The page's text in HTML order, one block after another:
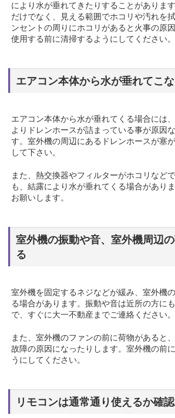
により水が垂れてきたりすることがありま
だけでなく、見える範囲でホコリや汚れを
ンセントの周りにホコリがあると火事の原
使用する前に清掃するようにしてください。
エアコン本体から水が垂れてこ
エアコン本体から水が垂れてくる場合には
よりドレンホースが詰まっている事が原因
す。室外機の周辺にあるドレンホースが塞
して下さい。
また、熱交換器やフィルターがホコリなど
も、結露により水が垂れてくる場合があり
お願いします。
室外機の振動や音、室外機周辺
る
室外機を固定するネジなどが緩み、室外機
る場合があります。振動や音は近所の方に
で、すぐに大一不動産までご連絡ください。
また、室外機のファンの前に荷物があると
故障の原因になったりします。室外機の前
うにしてください。
リモコンは通常通り使えるか確